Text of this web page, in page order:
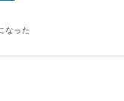
なった